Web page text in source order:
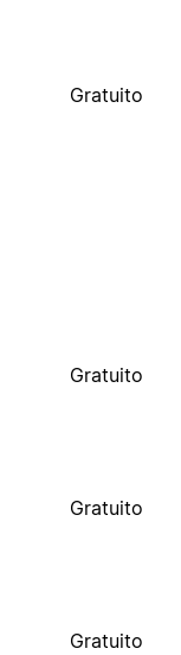
Gratuito
Gratuito
Gratuito
Gratuito